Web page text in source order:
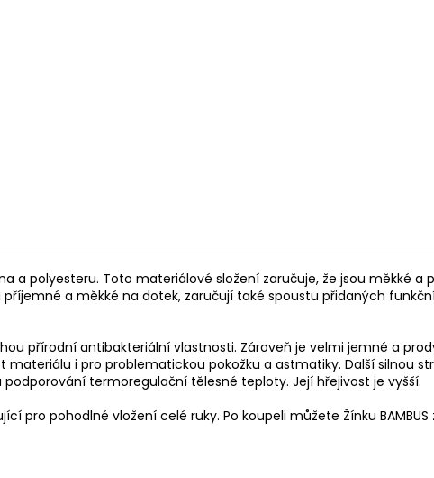
a polyesteru. Toto materiálové složení zaručuje, že jsou měkké
a měkké na dotek, zaručují také spoustu přidaných
přírodní antibakteriální vlastnosti. Zároveň je velmi jemné a
i pro problematickou pokožku a astmatiky. Další silnou
termoregulační tělesné teploty. Její hřejivost je vyšší.
pro pohodlné vložení celé ruky. Po koupeli můžete Žínku